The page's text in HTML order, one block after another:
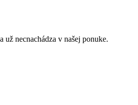
už necnachádza v našej ponuke.